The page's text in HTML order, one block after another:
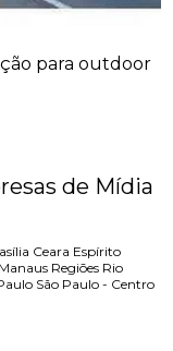
para outdoor
de Mídia
Ceara Espírito
Manaus Regiões Rio
São Paulo - Centro